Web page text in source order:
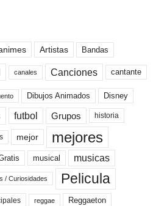
Artistas Bandas
canales Canciones cantante
Dibujos Animados Disney
futbol Grupos historia
mejor mejores
musical musicas
/ Curiosidades Pelicula
reggae Reggaeton